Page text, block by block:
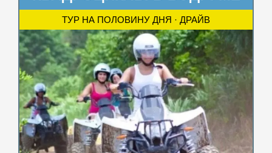
ТУР НА ПОЛОВИНУ ДНЯ · ДРАЙВ